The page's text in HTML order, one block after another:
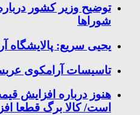
توضیح وزیر کشور
شوراها
یحیی سریع: پالایشگاه
تاسیسات آرامکوی
هنوز درباره افزایش
است/ کالا برگ قطعا